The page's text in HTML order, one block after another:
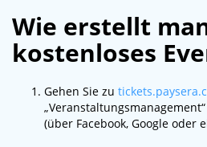
Wie erstellt
kostenloses
Gehen Sie zu
(über Facebook, Google oder